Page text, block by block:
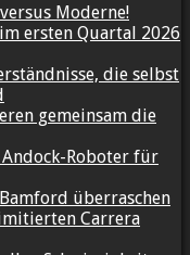
Moderne!
ersten Quartal 2026
die selbst
gemeinsam die
Roboter für
überraschen
Carrera